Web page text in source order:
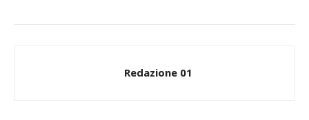
Redazione 01